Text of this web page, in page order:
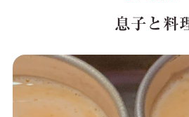
息子と料